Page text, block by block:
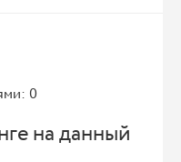
0
на данный